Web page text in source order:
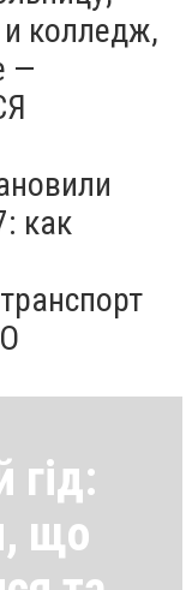
колледж,
—
как
гід:
що